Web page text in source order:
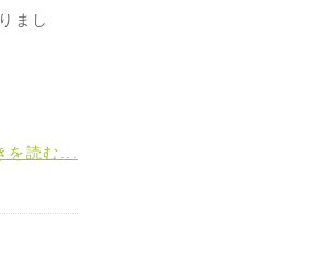
まし
を読む...